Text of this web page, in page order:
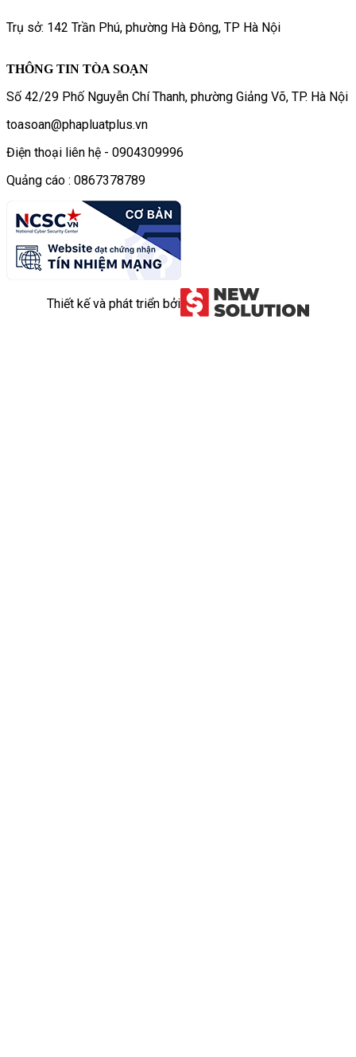
Trụ sở: 142 Trần Phú, phường Hà Đông, TP Hà Nội
THÔNG TIN TÒA SOẠN
Số 42/29 Phố Nguyễn Chí Thanh, phường Giảng Võ, TP. Hà Nội
toasoan@phapluatplus.vn
Điện thoại liên hệ - 0904309996
Quảng cáo : 0867378789
Thiết kế và phát triển bởi